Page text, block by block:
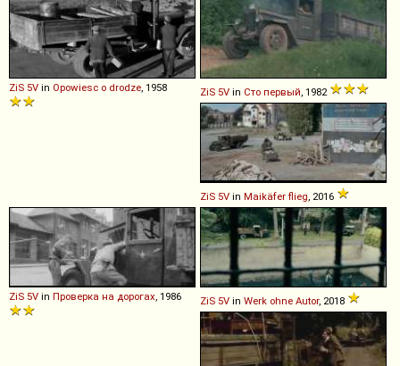
ZiS 5V in Opowiesc o drodze , 1958 ZiS 5V in Сто первый , 1982
ZiS 5V in Maikäfer flieg , 2016
ZiS 5V in Проверка на дорогах , 1986 ZiS 5V in Werk ohne Autor, 2018